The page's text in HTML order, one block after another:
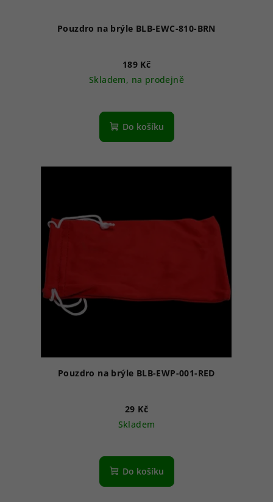
Pouzdro na brýle BLB-EWC-810-BRN
189 Kč
Skladem, na prodejně
Do košíku
Pouzdro na brýle BLB-EWP-001-RED
29 Kč
Skladem
Do košíku